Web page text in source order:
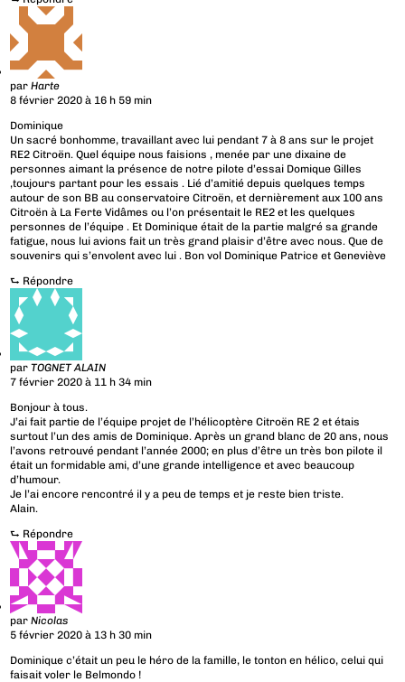
parHarte
8 février 2020 à 16 h 59 min
Dominique
Un sacré bonhomme, travaillant avec lui pendant 7 à 8 ans sur le projet
RE2 Citroën. Quel équipe nous faisions , menée par une dixaine de
personnes aimant la présence de notre pilote d’essai Domique Gilles
,toujours partant pour les essais . Lié d’amitié depuis quelques temps
autour de son BB au conservatoire Citroën, et dernièrement aux 100 ans
Citroën à La Ferte Vidâmes ou l’on présentait le RE2 et les quelques
personnes de l’équipe . Et Dominique était de la partie malgré sa grande
fatigue, nous lui avions fait un très grand plaisir d’être avec nous. Que de
souvenirs qui s’envolent avec lui . Bon vol Dominique Patrice et Geneviève
⮑ Répondre
parTOGNET ALAIN
7 février 2020 à 11 h 34 min
Bonjour à tous.
J’ai fait partie de l’équipe projet de l’hélicoptère Citroën RE 2 et étais
surtout l’un des amis de Dominique. Après un grand blanc de 20 ans, nous
l’avons retrouvé pendant l’année 2000; en plus d’être un très bon pilote il
était un formidable ami, d’une grande intelligence et avec beaucoup
d’humour.
Je l’ai encore rencontré il y a peu de temps et je reste bien triste.
Alain.
⮑ Répondre
parNicolas
5 février 2020 à 13 h 30 min
Dominique c’était un peu le héro de la famille, le tonton en hélico, celui qui
faisait voler le Belmondo !